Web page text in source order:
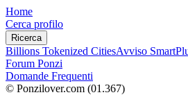
Home
Cerca profilo
Ricerca
Billions Tokenized CitiesAvviso
Forum Ponzi
Domande Frequenti
© Ponzilover.com (01.367)